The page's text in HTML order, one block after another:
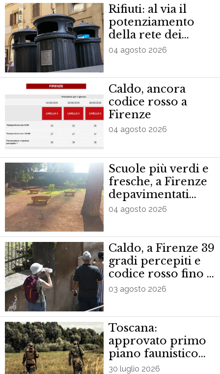
Rifiuti: al via il
potenziamento
della rete dei
cestini nel centro
04 agosto 2026
Caldo, ancora
codice rosso a
Firenze
04 agosto 2026
Scuole più verdi e
fresche, a Firenze
depavimentati
cortili in 10 istituti
04 agosto 2026
Caldo, a Firenze 39
gradi percepiti e
codice rosso fino a
mercoledì
03 agosto 2026
Toscana:
approvato primo
piano faunistico
venatorio
30 luglio 2026